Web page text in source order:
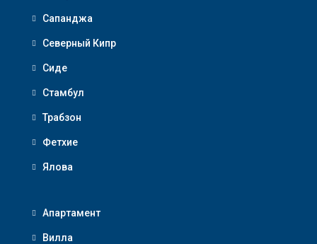
Сапанджа
Северный Кипр
Сиде
Стамбул
Трабзон
Фетхие
Ялова
Апартамент
Вилла